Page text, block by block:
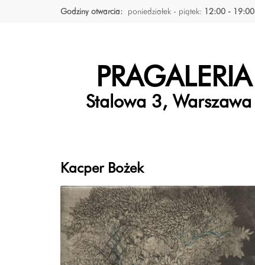
Godziny otwarcia: poniedziałek - piątek: 12:00 - 19:00
PRAGALERIA
Stalowa 3, Warszawa
Kacper Bożek